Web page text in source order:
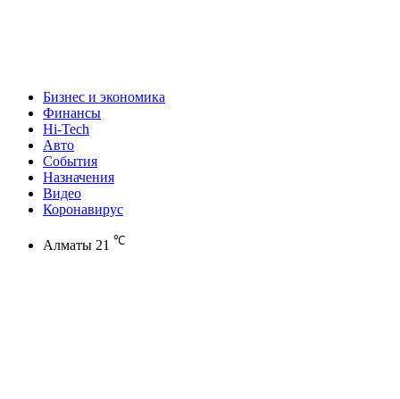
Бизнес и экономика
Финансы
Hi-Tech
Авто
События
Назначения
Видео
Коронавирус
Алматы 21 ℃